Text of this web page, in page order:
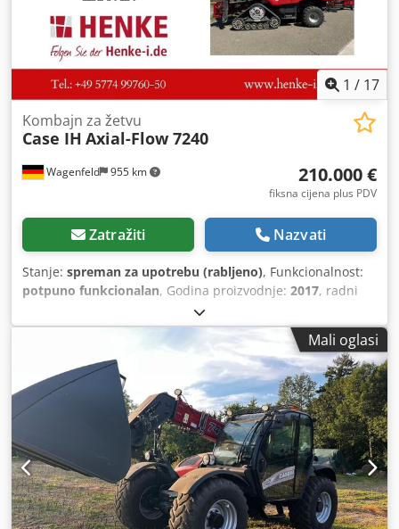
1 / 17
Wagenfeld 955 km
Kombajn za žetvu
Case IH Axial-Flow 7240
210.000 €
fiksna cijena plus PDV
Zatražiti Nazvati
Stanje: spreman za upotrebu (rabljeno), Funkcionalnost:
potpuno funkcionalan, Godina proizvodnje: 2017, radni
366 kW (497,62 KS)
maksimalna brzina:30 km/h, prva registracija:07/2017,
sljedeći pregled (TÜV):07/2026
, veličina stražnje gume:
500/85 R24, broj stroja/vozila: YHG233775, Oprema:
kabina, klima uređaj, rasvjeta, repcorez, spojka prikolice,
U ime ovlaštene osobe nudimo sljedeći rabljeni artikl na
prodaju: Case-IH kombajn AF 7240 sa ST-rotorom Broj
šasije: YHG233775 Uzdužno postavljen ST-rotor Varijanta
30 km/h 6-cilindrični motor Snaga: 366 kW (497 KS) Prednji
kotači: ovjeseni gusjeničari, 610 mm Stražnji kotači: 500/85
R24 Paket HID radnih svjetala Automatsko podešavanje
broja okretaja AC ventilatora Podesivi izlaz zraka Cross-
Mali oglasi